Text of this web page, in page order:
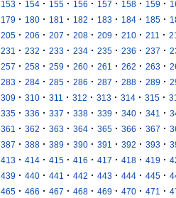
153 · 154 · 155 · 156 · 157 · 158 · 159 ·
179 · 180 · 181 · 182 · 183 · 184 · 185 ·
205 · 206 · 207 · 208 · 209 · 210 · 211 ·
231
· 232 · 233 · 234 · 235 · 236 · 237 ·
257 · 258 · 259 · 260 · 261 · 262 · 263 ·
283 · 284 · 285 · 286 · 287 · 288 · 289 ·
309 · 310 · 311 · 312 · 313 · 314 · 315 ·
335 · 336 · 337 · 338 · 339 · 340 · 341 ·
361
· 362 · 363 · 364 · 365 · 366 · 367 ·
387 · 388 · 389 · 390 · 391 · 392 · 393 ·
413 · 414 · 415 · 416 · 417 · 418 · 419 ·
439 · 440 · 441 · 442 · 443 · 444 · 445 ·
465 · 466 · 467 · 468 · 469 · 470 · 471 ·